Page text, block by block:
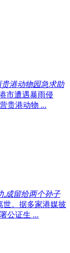
港动物园急求助
市遭遇暴雨侵
贵港动物 ...
成留给两个孙子
世。据多家港媒披
公证生 ...